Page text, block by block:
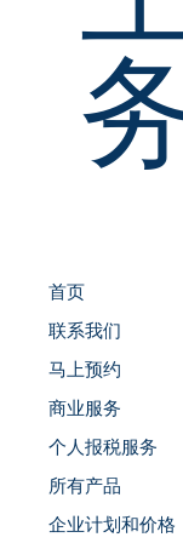
首页
联系我们
马上预约
商业服务
个人报税服务
所有产品
企业计划和价格